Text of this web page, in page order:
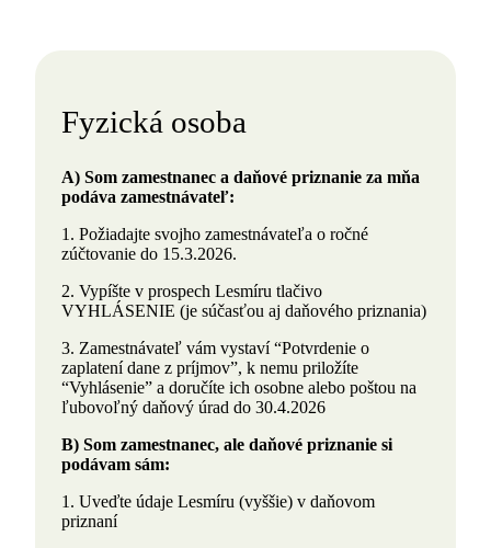
Fyzická osoba
A) Som zamestnanec a daňové priznanie za mňa
podáva zamestnávateľ:
1. Požiadajte svojho zamestnávateľa o ročné
zúčtovanie do 15.3.2026.
2. Vypíšte v prospech Lesmíru tlačivo
VYHLÁSENIE (je súčasťou aj daňového priznania)
3. Zamestnávateľ vám vystaví “Potvrdenie o
zaplatení dane z príjmov”, k nemu priložíte
“Vyhlásenie” a doručíte ich osobne alebo poštou na
ľubovoľný daňový úrad do 30.4.2026
B) Som zamestnanec, ale daňové priznanie si
podávam sám:
1. Uveďte údaje Lesmíru (vyššie) v daňovom
priznaní